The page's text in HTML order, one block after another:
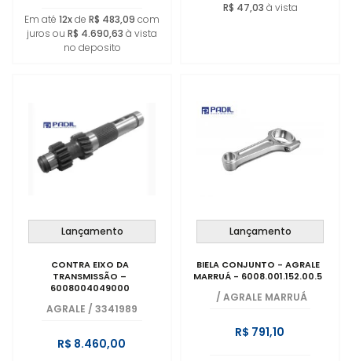
Em até 12xde R$ 483,09 com
juros ou R$ 4.690,63 à vista
no deposito
R$ 47,03 à vista
Lançamento
CONTRA EIXO DA
TRANSMISSÃO –
6008004049000
AGRALE / 3341989
R$ 8.460,00
Lançamento
BIELA CONJUNTO - AGRALE
MARRUÁ - 6008.001.152.00.5
/ AGRALE MARRUÁ
R$ 791,10